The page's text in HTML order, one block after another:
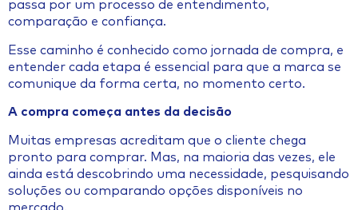
passa por um processo de entendimento,
comparação e confiança.
Esse caminho é conhecido como jornada de compra, e
entender cada etapa é essencial para que a marca se
comunique da forma certa, no momento certo.
A compra começa antes da decisão
Muitas empresas acreditam que o cliente chega
pronto para comprar. Mas, na maioria das vezes, ele
ainda está descobrindo uma necessidade, pesquisando
soluções ou comparando opções disponíveis no
mercado.